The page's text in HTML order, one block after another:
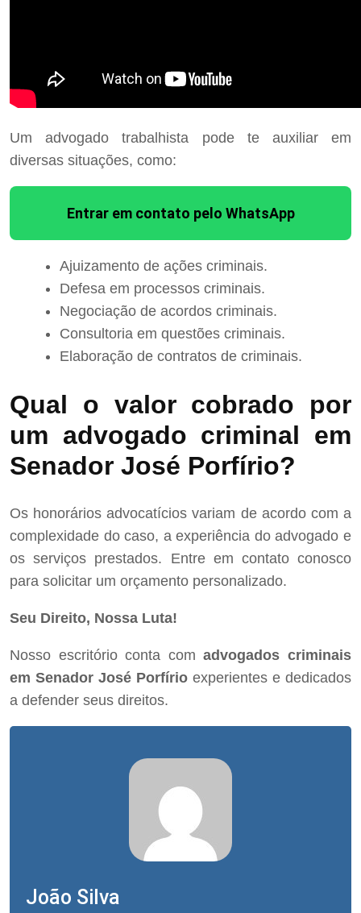
Um advogado trabalhista pode te auxiliar em
diversas situações, como:
Entrar em contato pelo WhatsApp
Ajuizamento de ações criminais.
Defesa em processos criminais.
Negociação de acordos criminais.
Consultoria em questões criminais.
Elaboração de contratos de criminais.
Qual o valor cobrado por
um advogado criminal em
Senador José Porfírio?
Os honorários advocatícios variam de acordo com a
complexidade do caso, a experiência do advogado e
os serviços prestados. Entre em contato conosco
para solicitar um orçamento personalizado.
Seu Direito, Nossa Luta!
Nosso escritório conta comadvogados criminais
em Senador José Porfírio experientes e dedicados
a defender seus direitos.
João Silva